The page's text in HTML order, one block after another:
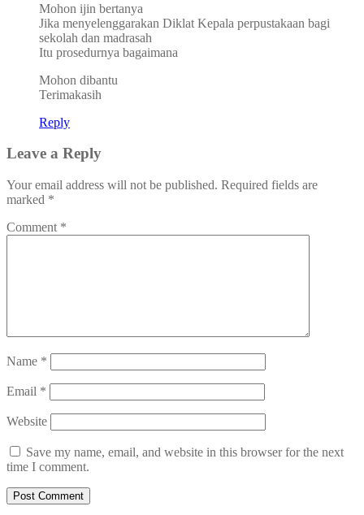
Mohon ijin bertanya
Jika menyelenggarakan Diklat Kepala perpustakaan bagi
sekolah dan madrasah
Itu prosedurnya bagaimana
Mohon dibantu
Terimakasih
Reply
Leave a Reply
Your email address will not be published. Required fields are
marked *
Comment *
Name *
Email *
Website
Save my name, email, and website in this browser for the next
time I comment.